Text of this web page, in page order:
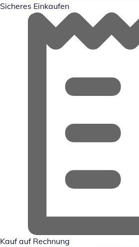
Sicheres Einkaufen
Kauf auf Rechnung